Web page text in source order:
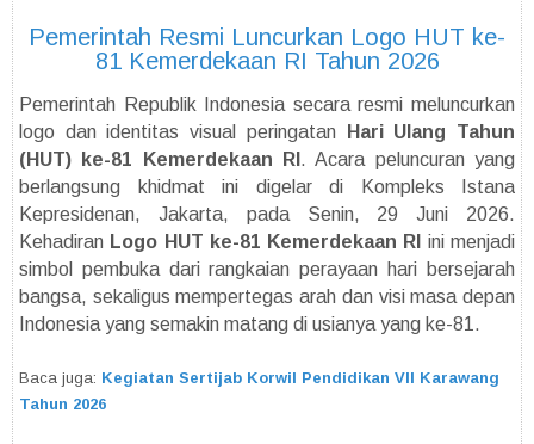
Pemerintah Resmi Luncurkan Logo HUT ke-
81 Kemerdekaan RI Tahun 2026
Pemerintah Republik Indonesia secara resmi meluncurkan
logo dan identitas visual peringatan
Hari Ulang Tahun
(HUT) ke-81 Kemerdekaan RI . Acara peluncuran yang
berlangsung khidmat ini digelar di Kompleks Istana
Kepresidenan, Jakarta, pada Senin, 29 Juni 2026.
Kehadiran Logo HUT ke-81 Kemerdekaan RI ini menjadi
simbol pembuka dari rangkaian perayaan hari bersejarah
bangsa, sekaligus mempertegas arah dan visi masa depan
Indonesia yang semakin matang di usianya yang ke-81.
Baca juga: Kegiatan Sertijab Korwil Pendidikan VII Karawang
Tahun 2026